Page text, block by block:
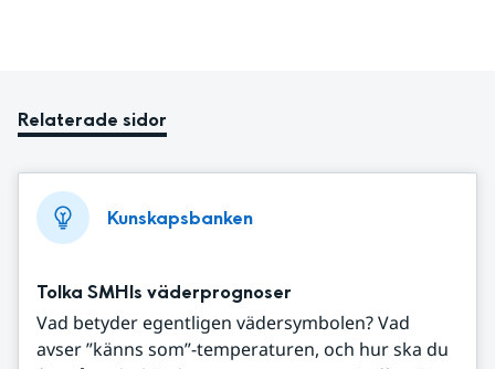
Relaterade sidor
Kunskapsbanken
Tolka SMHIs väderprognoser
Vad betyder egentligen vädersymbolen? Vad
avser ”känns som”-temperaturen, och hur ska du